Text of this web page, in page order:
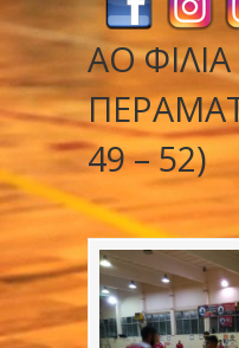
ΑΟ ΦΙΛΙΑ
49 – 52)